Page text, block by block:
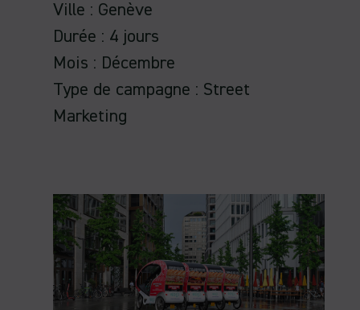
Ville : Genève
Durée : 4 jours
Mois : Décembre
Type de campagne : Street
Marketing